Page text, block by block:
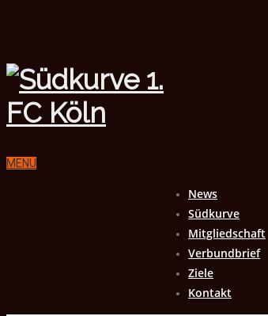
MENU
News
Südkurve
Mitgliedschaft
Verbundbrief
Ziele
Kontakt